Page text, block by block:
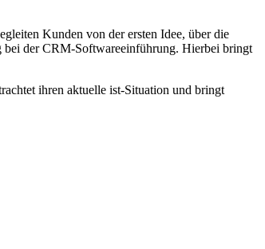
Kunden von der ersten Idee, über die
der CRM-Softwareeinführung. Hierbei bringt
ihren aktuelle ist-Situation und bringt